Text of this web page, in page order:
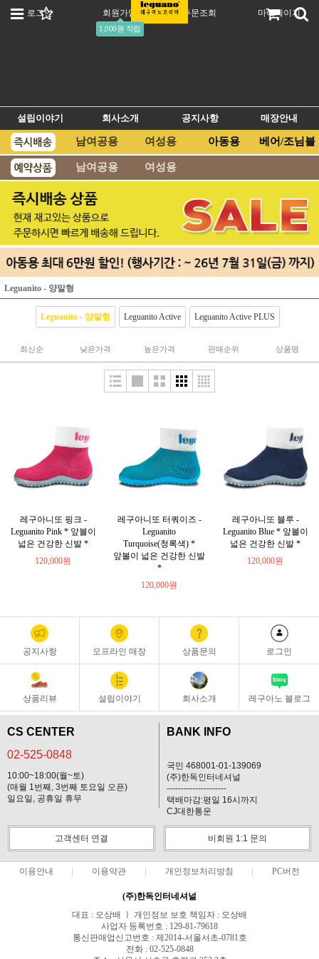
로그인 회원가입
1,000원 적립
주문조회 마이페이지
설립이야기 회사소개 공지사항 매장안내
남여공용 여성용 아동용 베어/조님블
남여공용 여성용
Leguanito - 양말형
Leguanito - 양말형 Leguanito Active Leguanito Active PLUS
최신순 낮은가격 높은가격 판매순위 상품명
레구아니또 핑크 -
Leguanito Pink * 앞볼이
넓은 건강한 신발 *
120,000원
레구아니또 터쿼이즈 -
Leguanito
Turquoise(청록색) *
앞볼이 넓은 건강한 신발
*
120,000원
레구아니또 블루 -
Leguanito Blue * 앞볼이
넓은 건강한 신발 *
120,000원
공지사항 오프라인 매장 상품문의 로그인
상품리뷰 설립이야기 회사소개 레구아노 블로그
CS CENTER
02-525-0848
10:00~18:00(월~토)
(매월 1번째, 3번째 토요일 오픈)
일요일, 공휴일 휴무
BANK INFO
국민 468001-01-139069
(주)한독인터네셔널
---------------------
택배마감:평일 16시까지
CJ대한통운
고객센터 연결 비회원 1:1 문의
이용안내 이용약관 개인정보처리방침 PC버전
(주)한독인터네셔널
대표 : 오상배 ㅣ 개인정보 보호 책임자 : 오상배
사업자 등록번호 : 129-81-79618
통신판매업신고번호 : 제2014-서울서초-0781호
전화 : 02-525-0848